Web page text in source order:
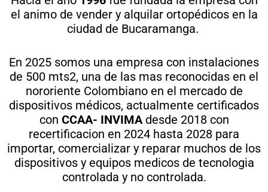
el animo de vender y alquilar ortopédicos en la
ciudad de Bucaramanga.
En 2025 somos una empresa con instalaciones
de 500 mts2, una de las mas reconocidas en el
nororiente Colombiano en el mercado de
dispositivos médicos, actualmente certificados
con CCAA- INVIMAdesde 2018 con
recertificacion en 2024 hasta 2028 para
importar, comercializar y reparar muchos de los
dispositivos y equipos medicos de tecnologia
controlada y no controlada.